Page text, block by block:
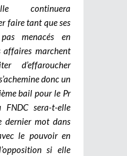
continuera
faire tant que ses
menacés en
affaires marchent
d’effaroucher
donc un
bail pour le Pr
sera-t-elle
dernier mot dans
le pouvoir en
si elle